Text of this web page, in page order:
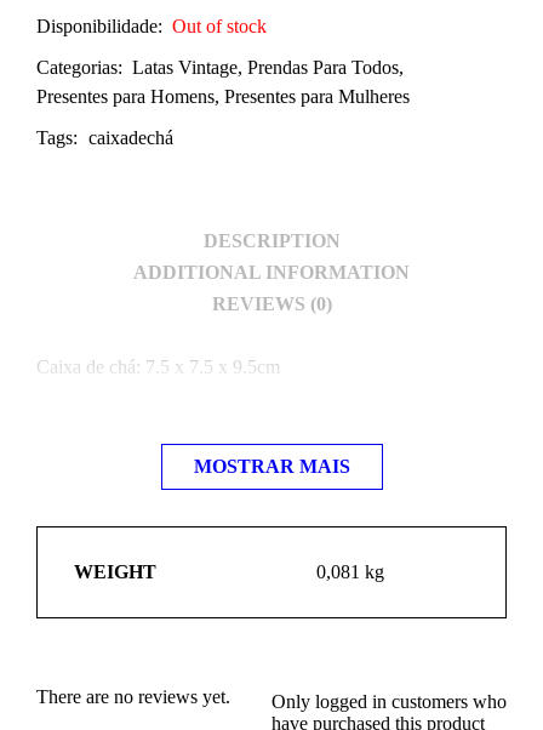
Disponibilidade: Out of stock
Categorias: Latas Vintage, Prendas Para Todos,
Presentes para Homens, Presentes para Mulheres
Tags: caixadechá
DESCRIPTION
ADDITIONAL INFORMATION
REVIEWS (0)
Caixa de chá: 7.5 x 7.5 x 9.5cm
MOSTRAR MAIS
WEIGHT 0,081 kg
There are no reviews yet.
Only logged in customers who
have purchased this product